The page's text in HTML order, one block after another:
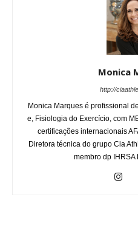
Monica
http://
Monica Marques é profissional
e, Fisiologia do Exercício, com
certificações internacionais
Diretora técnica do grupo Cia
membro dp IHRSA